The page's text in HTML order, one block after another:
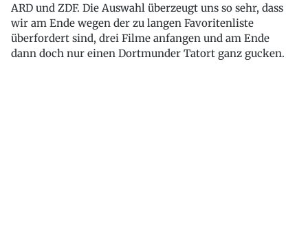
ARD und ZDF. Die Auswahl überzeugt uns so sehr, dass
wir am Ende wegen der zu langen Favoritenliste
überfordert sind, drei Filme anfangen und am Ende
dann doch nur einen Dortmunder Tatort ganz gucken.